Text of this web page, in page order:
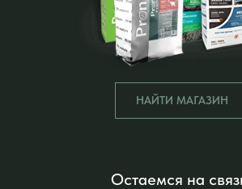
Остаемся на
НАЙТИ МАГАЗИН